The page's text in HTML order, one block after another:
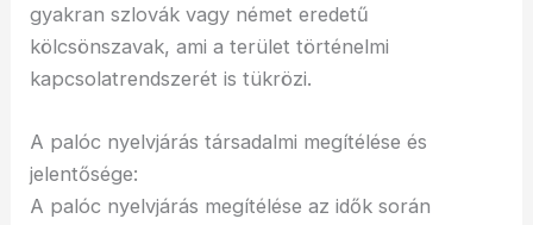
gyakran szlovák vagy német eredetű
kölcsönszavak, ami a terület történelmi
kapcsolatrendszerét is tükrözi.
A palóc nyelvjárás társadalmi megítélése és
jelentősége:
A palóc nyelvjárás megítélése az idők során